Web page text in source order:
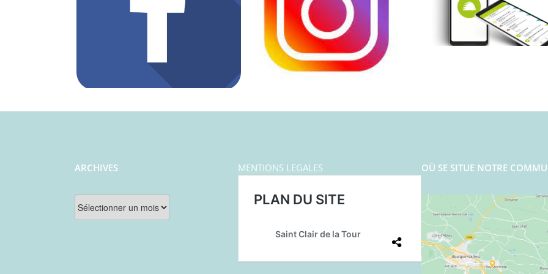
ARCHIVES
Archives
MENTIONS LEGALES OÙ SE SITUE NOTRE